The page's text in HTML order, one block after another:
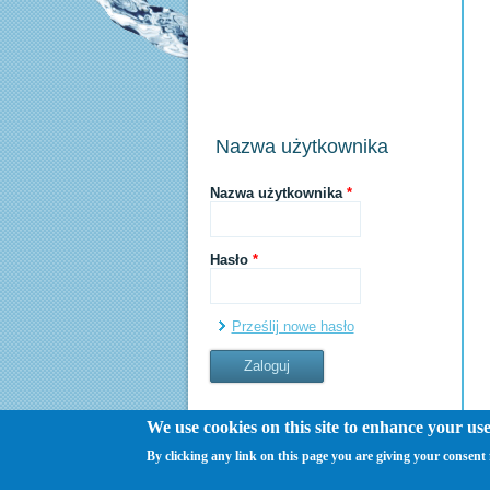
Nazwa użytkownika
Nazwa użytkownika *
Hasło *
Prześlij nowe hasło
We use cookies on this site to enhance your
By clicking any link on this page you are giving your consent